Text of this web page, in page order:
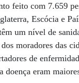
feito com 7.659
Escócia e
um nível de
moradores das
de
doença eram